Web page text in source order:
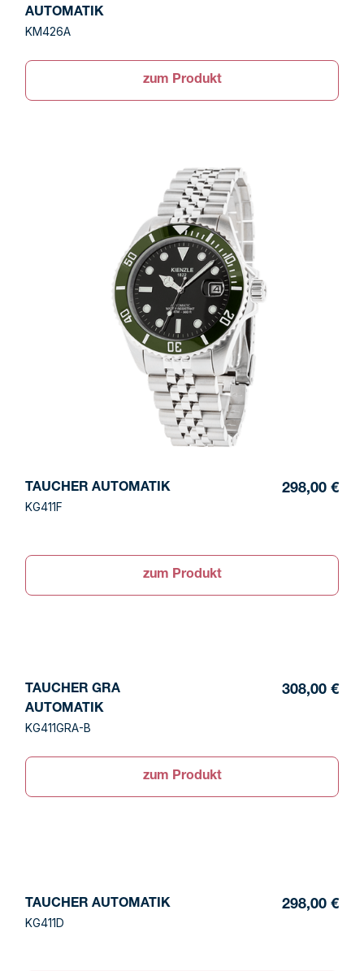
AUTOMATIK
KM426A
zum Produkt
TAUCHER AUTOMATIK
KG411F
298,00 €
zum Produkt
TAUCHER GRA
AUTOMATIK
KG411GRA-B
308,00 €
zum Produkt
TAUCHER AUTOMATIK
KG411D
298,00 €